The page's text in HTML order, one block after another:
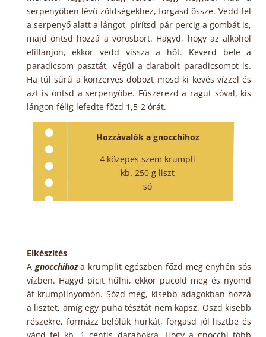
serpenyőben lévő zöldségekhez, forgasd össze. Vedd fel
a serpenyő alatt a lángot, pirítsd pár percig a gombát is,
majd öntsd hozzá a vörösbort. Hagyd, hogy az alkohol
elillanjon, ekkor vedd vissza a hőt. Keverd bele a
paradicsom pasztát, végül a darabolt paradicsomot is.
Ha túl sűrű a konzerves dobozt mosd ki kevés vízzel és
azt is öntsd a serpenyőbe. Fűszerezd a ragut sóval, kis
lángon félig lefedte főzd 1,5-2 órát.
Hozzávalók a gnocchihoz
4 közepes szem krumpli
kb. 250 g liszt
só
Elkészítés
Agnocchihoza krumplit egészben főzd meg enyhén sós
vízben. Hagyd picit hűlni, ekkor pucold meg és nyomd
át krumplinyomón. Sózd meg, kisebb adagokban hozzá
a lisztet, amíg egy puha tésztát nem kapsz. Oszd kisebb
részekre, formázz belőlük hurkát, forgasd jól lisztbe és